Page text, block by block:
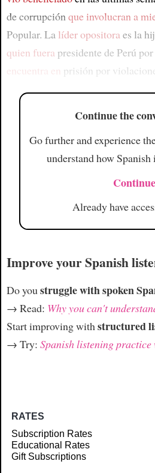
de corrupciónque involucran a
Popular. La líder opositoraes la
quien fuera presidente de Perú
encuentra en prisión por
Continue the
Go further and experience
understand how Spanish
Continue
Already have
Improve your Spanish
Do you struggle with spoken
→ Read: Why you can't
Start improving with structured
→ Try: Spanish listening
RATES
Subscription Rates
Educational Rates
Gift Subscriptions